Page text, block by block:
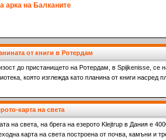
арка на Балканите
от книги в Ротердам
до пристанището на Ротердам, в Spijkenisse, се
която изглежда като планина от книги насред
карта на света
на света, на брега на езерото Klejtrup в Дания е
карта на света построена от почва, камъни и